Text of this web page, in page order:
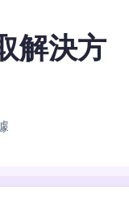
解決方